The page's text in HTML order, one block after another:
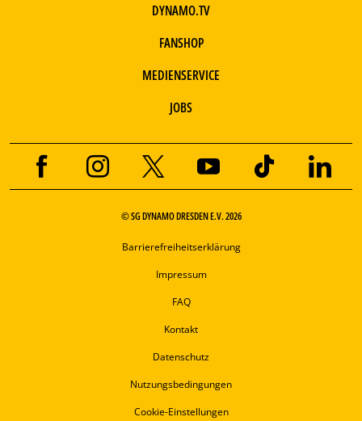
DYNAMO.TV
FANSHOP
MEDIENSERVICE
JOBS
© SG DYNAMO DRESDEN E.V. 2026
Barrierefreiheitserklärung
Impressum
FAQ
Kontakt
Datenschutz
Nutzungsbedingungen
Cookie-Einstellungen